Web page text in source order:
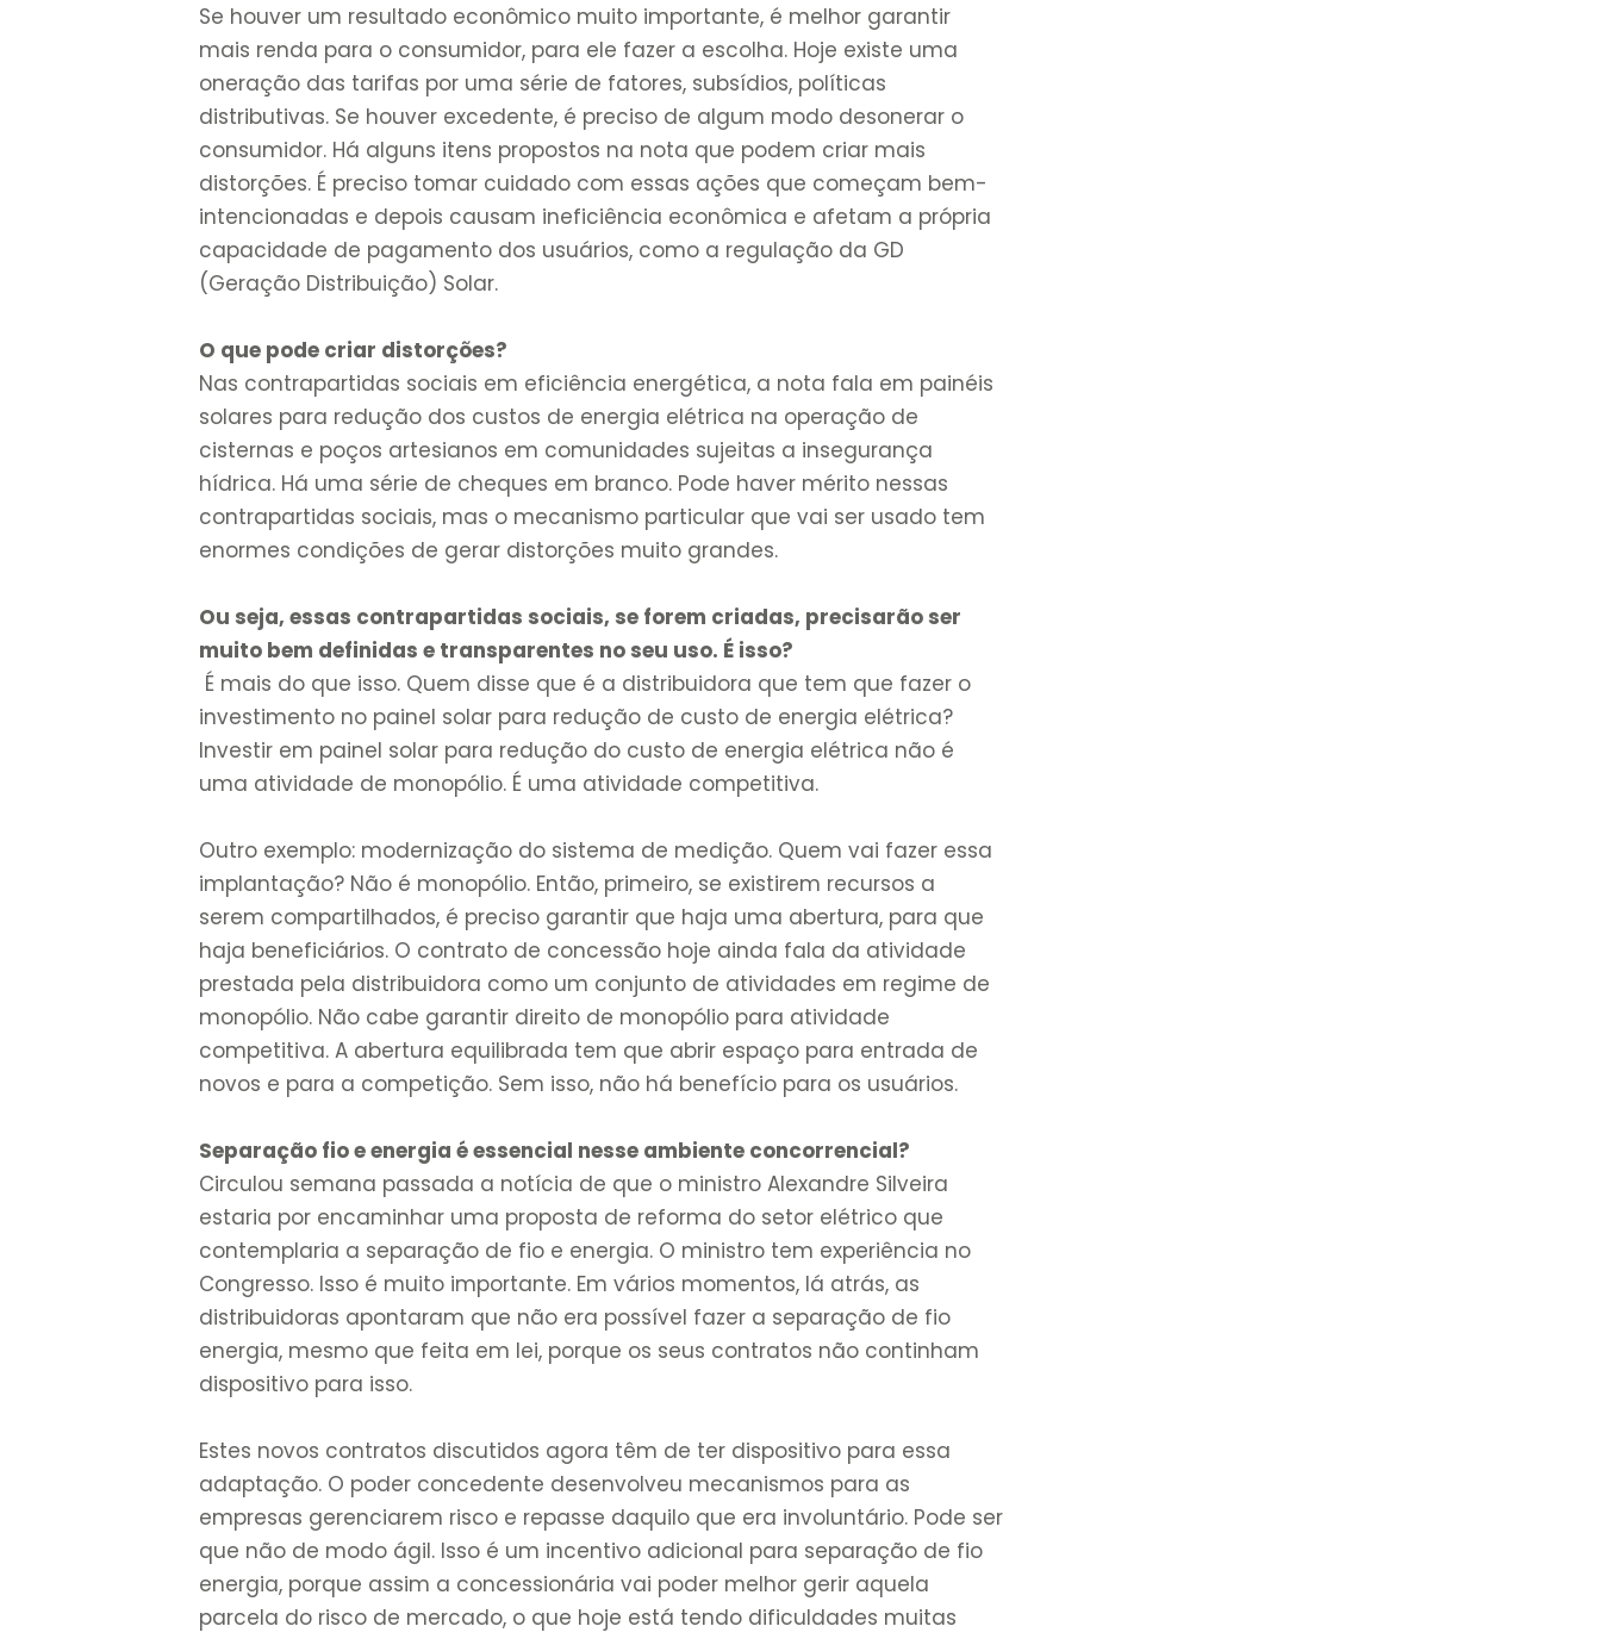
Se houver um resultado econômico muito importante, é melhor garantir
mais renda para o consumidor, para ele fazer a escolha. Hoje existe uma
oneração das tarifas por uma série de fatores, subsídios, políticas
distributivas. Se houver excedente, é preciso de algum modo desonerar o
consumidor. Há alguns itens propostos na nota que podem criar mais
distorções. É preciso tomar cuidado com essas ações que começam bem-
intencionadas e depois causam ineficiência econômica e afetam a própria
capacidade de pagamento dos usuários, como a regulação da GD
(Geração Distribuição) Solar.
O que pode criar distorções?
Nas contrapartidas sociais em eficiência energética, a nota fala em painéis
solares para redução dos custos de energia elétrica na operação de
cisternas e poços artesianos em comunidades sujeitas a insegurança
hídrica. Há uma série de cheques em branco. Pode haver mérito nessas
contrapartidas sociais, mas o mecanismo particular que vai ser usado tem
enormes condições de gerar distorções muito grandes.
Ou seja, essas contrapartidas sociais, se forem criadas, precisarão ser
muito bem definidas e transparentes no seu uso. É isso?
É mais do que isso. Quem disse que é a distribuidora que tem que fazer o
investimento no painel solar para redução de custo de energia elétrica?
Investir em painel solar para redução do custo de energia elétrica não é
uma atividade de monopólio. É uma atividade competitiva.
Outro exemplo: modernização do sistema de medição. Quem vai fazer essa
implantação? Não é monopólio. Então, primeiro, se existirem recursos a
serem compartilhados, é preciso garantir que haja uma abertura, para que
haja beneficiários. O contrato de concessão hoje ainda fala da atividade
prestada pela distribuidora como um conjunto de atividades em regime de
monopólio. Não cabe garantir direito de monopólio para atividade
competitiva. A abertura equilibrada tem que abrir espaço para entrada de
novos e para a competição. Sem isso, não há benefício para os usuários.
Separação fio e energia é essencial nesse ambiente concorrencial?
Circulou semana passada a notícia de que o ministro Alexandre Silveira
estaria por encaminhar uma proposta de reforma do setor elétrico que
contemplaria a separação de fio e energia. O ministro tem experiência no
Congresso. Isso é muito importante. Em vários momentos, lá atrás, as
distribuidoras apontaram que não era possível fazer a separação de fio
energia, mesmo que feita em lei, porque os seus contratos não continham
dispositivo para isso.
Estes novos contratos discutidos agora têm de ter dispositivo para essa
adaptação. O poder concedente desenvolveu mecanismos para as
empresas gerenciarem risco e repasse daquilo que era involuntário. Pode ser
que não de modo ágil. Isso é um incentivo adicional para separação de fio
energia, porque assim a concessionária vai poder melhor gerir aquela
parcela do risco de mercado, o que hoje está tendo dificuldades muitas